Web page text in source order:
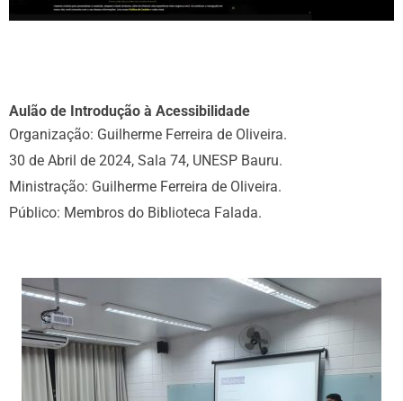
Aulão de Introdução à Acessibilidade
Organização: Guilherme Ferreira de Oliveira.
30 de Abril de 2024, Sala 74, UNESP Bauru.
Ministração: Guilherme Ferreira de Oliveira.
Público: Membros do Biblioteca Falada.